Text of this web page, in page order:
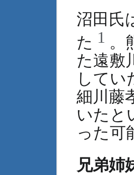
沼田氏
た 1 。
た遠敷
してい
細川藤
いたと
った可
兄弟姉